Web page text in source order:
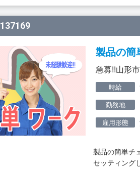
137169
製品の簡
急募!!山形
時給
勤務地
雇用形態
製品の簡単チ
セッティング